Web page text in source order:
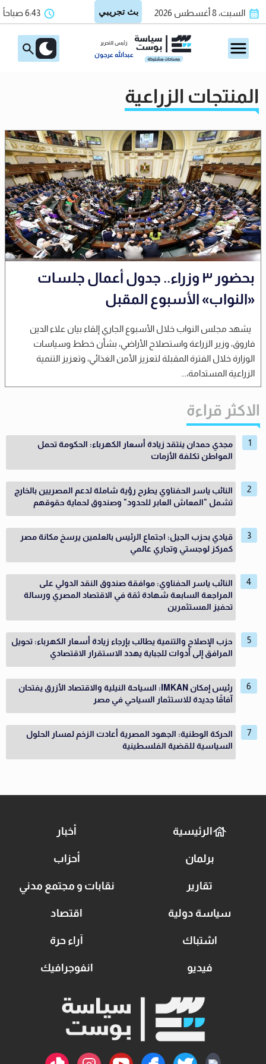
السبت، 8 أغسطس 2026 6:43 صباحاً
رئيس التحرير
عبدالله عرجون
المنتجات الزراعية
بحضور ٣ وزراء.. جدول أعمال جلسات
«النواب» الأسبوع المقبل
يشهد مجلس النواب خلال الأسبوع الجاري إلقاء بيان علاء الدين
فاروق، وزير الزراعة واستصلاح الأراضي، بشأن خطط وسياسات
الوزارة خلال الفترة المقبلة لتعزيز الأمن الغذائي، وتعزيز التنمية
الزراعية المستدامة،...
الاكثر قراءة
مجدي حمدان ينتقد زيادة أسعار الكهرباء: الحكومة تحمل
المواطن تكلفة الأزمات
النائب ياسر الحفناوي يطرح رؤية شاملة لدعم المصريين بالخارج
تشمل "المعاش العابر للحدود" وصندوق لحماية حقوقهم
قيادي بحزب الجيل: اجتماع الرئيس بالعلمين يرسخ مكانة مصر
كمركز لوجستي وتجاري عالمي
النائب ياسر الحفناوي: موافقة صندوق النقد الدولي على
المراجعة السابعة شهادة ثقة في الاقتصاد المصري ورسالة
تحفيز المستثمرين
حزب الإصلاح والتنمية يطالب بإرجاء زيادة أسعار الكهرباء: تحويل
المرافق إلى أدوات للجباية يهدد الاستقرار الاقتصادي
رئيس إمكان IMKAN: السياحة النيلية والاقتصاد الأزرق يفتحان
آفاقًا جديدة للاستثمار السياحي في مصر
الحركة الوطنية: الجهود المصرية أعادت الزخم لمسار الحلول
السياسية للقضية الفلسطينية
الرئيسية أخبار
برلمان أحزاب
تقارير نقابات و مجتمع مدني
سياسة دولية اقتصاد
اشتباك آراء حرة
فيديو انفوجرافيك